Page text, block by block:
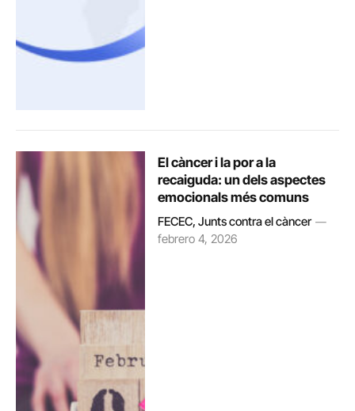
El càncer i la por a la
recaiguda: un dels aspectes
emocionals més comuns
FECEC, Junts contra el càncer
febrero 4, 2026